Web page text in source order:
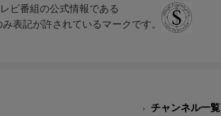
ビ番組の公式情報である
表記が許されているマークです。
チャンネル一覧